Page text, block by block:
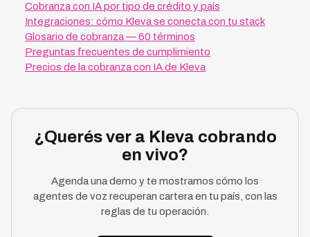
Cobranza con IA por tipo de crédito y país
Integraciones: cómo Kleva se conecta con tu stack
Glosario de cobranza — 60 términos
Preguntas frecuentes de cumplimiento
Precios de la cobranza con IA de Kleva
¿Querés ver a Kleva cobrando
en vivo?
Agenda una demo y te mostramos cómo los
agentes de voz recuperan cartera en tu país, con las
reglas de tu operación.